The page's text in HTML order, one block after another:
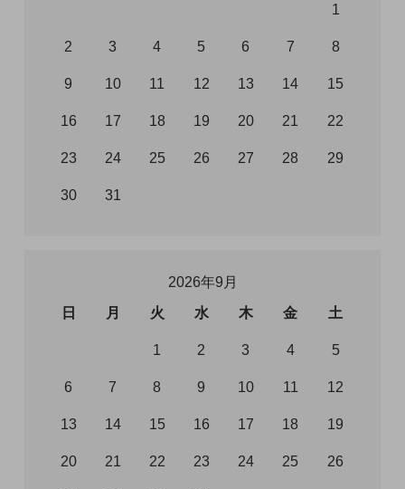
1
2 3 4 5 6 7 8
9 10 11 12 13 14 15
16 17 18 19 20 21 22
23 24 25 26 27 28 29
30 31
2026年9月
日
月 火 水 木 金 土
1 2 3 4 5
6 7 8 9 10 11 12
13 14 15 16 17 18 19
20 21 22 23 24 25 26